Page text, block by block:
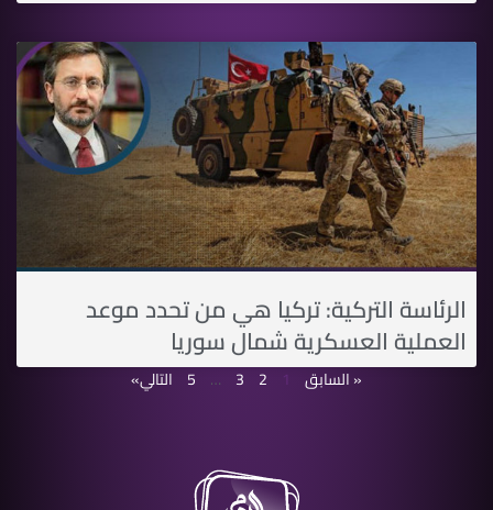
الرئاسة التركية: تركيا هي من تحدد موعد
العملية العسكرية شمال سوريا
« السابق 1
2
3
…
5 التالي»